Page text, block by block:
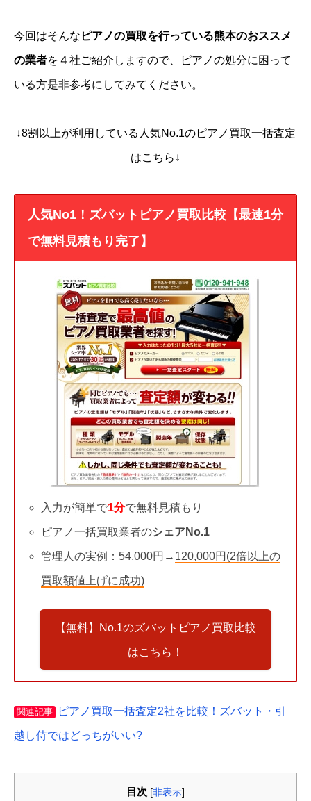
今回はそんな ピアノの買取を行っている熊本のおススメ
の業者を４社ご紹介しますので、ピアノの処分に困って
いる方是非参考にしてみてください。
↓8割以上が利用している人気No.1のピアノ買取一括査定
はこちら↓
人気No1！ズバットピアノ買取比較【最速1分
で無料見積もり完了】
入力が簡単で1分で無料見積もり
ピアノ一括買取業者のシェアNo.1
管理人の実例：54,000円→ 120,000円(2倍以上の
買取額値上げに成功)
【無料】No.1のズバットピアノ買取比較
はこちら！
関連記事 ピアノ買取一括査定2社を比較！ズバット・引
越し侍ではどっちがいい?
目次 [非表示]